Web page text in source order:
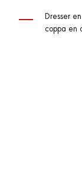
Dresser
coppa en